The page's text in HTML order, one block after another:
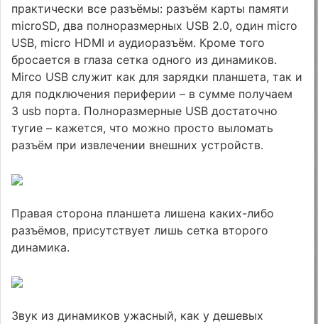
практически все разъёмы: разъём карты памяти
microSD, два полноразмерных USB 2.0, один micro
USB, micro HDMI и аудиоразъём. Кроме того
бросается в глаза сетка одного из динамиков.
Mirco USB служит как для зарядки планшета, так и
для подключения периферии – в сумме получаем
3 usb порта. Полноразмерные USB достаточно
тугие – кажется, что можно просто выломать
разъём при извлечении внешних устройств.
Правая сторона планшета лишена каких-либо
разъёмов, присутствует лишь сетка второго
динамика.
Звук из динамиков ужасный, как у дешевых